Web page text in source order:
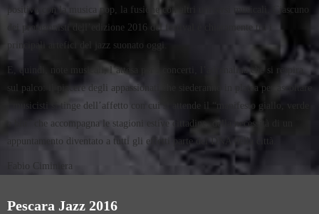
positivo con la musica pop, la fusione con altri universi musicali. Ciascuno
dei protagonisti dell’edizione 2016 del festival è chiaramente tra i
principali artefici del jazz suonato oggi.
E, quindi, note musicali, l’attesa per i concerti, l’adrenalina che si respira
sul palco: il piacere degli appassionati che siederanno in platea per ascoltare
i musicisti si tinge dell’affetto con cui si attende il “manifesto giallo, verde
e blu” che accompagna le stagioni estive cittadine, della necessità di un
appuntamento diventato a tutti gli effetti parte del DNA della città.
Fabio Ciminiera
Pescara Jazz 2016